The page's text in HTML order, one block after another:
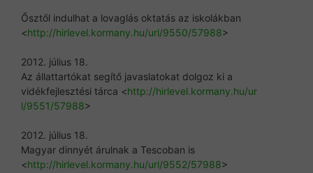
Ősztől indulhat a lovaglás oktatás az iskolákban
<http://hirlevel.kormany.hu/url/9550/57988>
2012. július 18.
Az állattartókat segítő javaslatokat dolgoz ki a
vidékfejlesztési tárca <http://hirlevel.kormany.hu/ur
l/9551/57988>
2012. július 18.
Magyar dinnyét árulnak a Tescoban is
<http://hirlevel.kormany.hu/url/9552/57988>